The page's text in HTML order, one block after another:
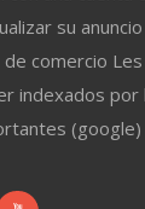
su
comercio
indexados